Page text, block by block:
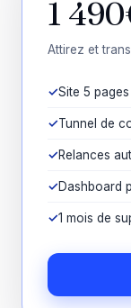
1
Attirez et
Site 5
Tunnel de
Relances
Dashboard
1 mois de